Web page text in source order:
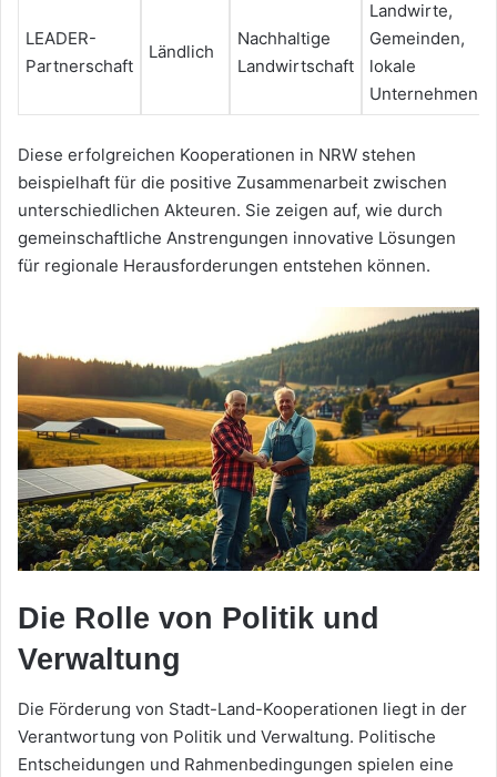
LEADER-
Partnerschaft
Ländlich
Nachhaltige
Landwirtschaft
Landwirte,
Gemeinden,
lokale
Unternehmen
Diese erfolgreichen Kooperationen in NRW stehen
beispielhaft für die positive Zusammenarbeit zwischen
unterschiedlichen Akteuren. Sie zeigen auf, wie durch
gemeinschaftliche Anstrengungen innovative Lösungen
für regionale Herausforderungen entstehen können.
Die Rolle von Politik und
Verwaltung
Die Förderung von Stadt-Land-Kooperationen liegt in der
Verantwortung von Politik und Verwaltung. Politische
Entscheidungen und Rahmenbedingungen spielen eine